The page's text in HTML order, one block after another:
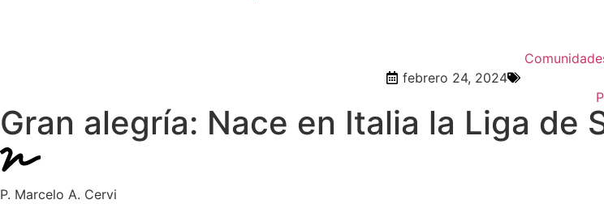
febrero 24, 2024
Gran alegría: Nace en Italia la Liga de
P. Marcelo A. Cervi